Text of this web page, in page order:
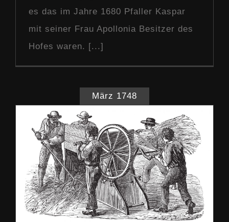
es das im Jahre 1680 Pfaller Kaspar
mit seiner Frau Apollonia Besitzer des
Hofes waren. [...]
März 1748
Von der Hand zur Maschine
Our Story